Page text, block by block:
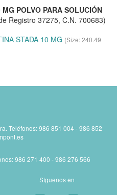
POLVO PARA SOLUCIÓN
Registro 37275, C.N. 700683)
STADA 10 MG (Size: 240.49
Teléfonos:986 851 004 - 986 852
986 271 400 - 986 276 566
Síguenos en